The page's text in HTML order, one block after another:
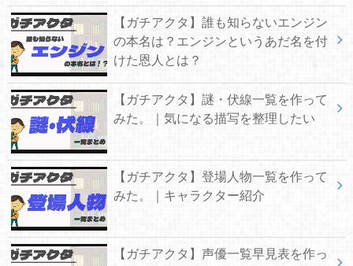
【ガチアクタ】誰も知らないエンジン
の本名は？エンジンというあだ名を付
けた恩人とは？
【ガチアクタ】謎・伏線一覧を作って
みた。｜気になる描写を整理したい
【ガチアクタ】登場人物一覧を作って
みた。｜キャラクター紹介
【ガチアクタ】声優一覧早見表を作っ